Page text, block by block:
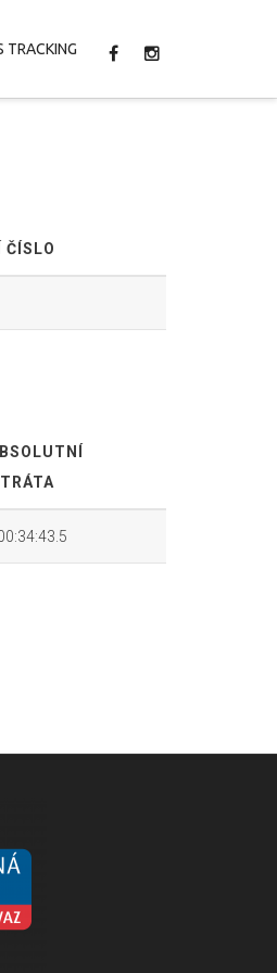
TRACKING
ČÍSLO